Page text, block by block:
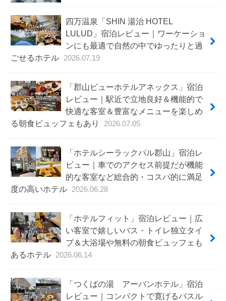
四万温泉「SHIN 湯治 HOTEL
LULUD」宿泊レビュー｜ワーケーショ
ンにも最適で自然の中でゆったりと過
ごせるホテル
2026.07.19
「郡山ビューホテルアネックス」宿泊
レビュー｜駅近で立地良好＆機能的で
快適な客室＆豊富なメニューを楽しめ
る朝食ビュッフェもあり
2026.07.05
「ホテルシーラックパル郡山」宿泊レ
ビュー｜車でのアクセス前提だが機能
的な客室など総合的・コスパ的に満足
度の高いホテル
2026.06.28
「ホテルフィット」宿泊レビュー｜広
い客室で嬉しいバス・トイレ独立タイ
プ＆大浴場や無料の朝食ビュッフェも
あるホテル
2026.06.14
「つくばの湯 アーバンホテル」宿泊
レビュー｜コンパクトで寛げるバスル